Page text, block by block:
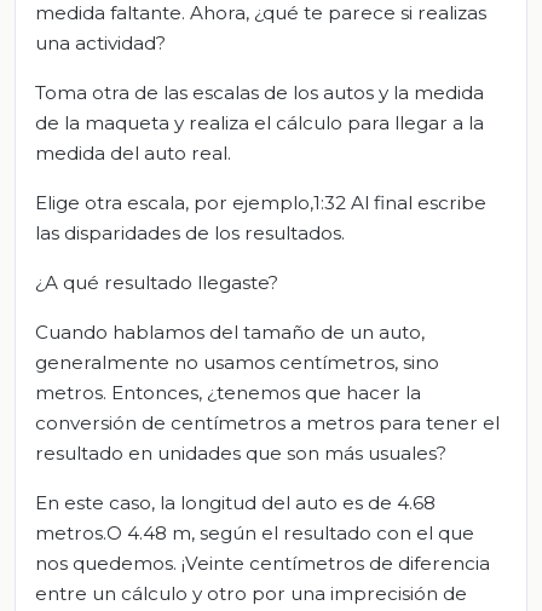
medida faltante. Ahora, ¿qué te parece si realizas
una actividad?
Toma otra de las escalas de los autos y la medida
de la maqueta y realiza el cálculo para llegar a la
medida del auto real.
Elige otra escala, por ejemplo,1:32 Al final escribe
las disparidades de los resultados.
¿A qué resultado llegaste?
Cuando hablamos del tamaño de un auto,
generalmente no usamos centímetros, sino
metros. Entonces, ¿tenemos que hacer la
conversión de centímetros a metros para tener el
resultado en unidades que son más usuales?
En este caso, la longitud del auto es de 4.68
metros.O 4.48 m, según el resultado con el que
nos quedemos. ¡Veinte centímetros de diferencia
entre un cálculo y otro por una imprecisión de